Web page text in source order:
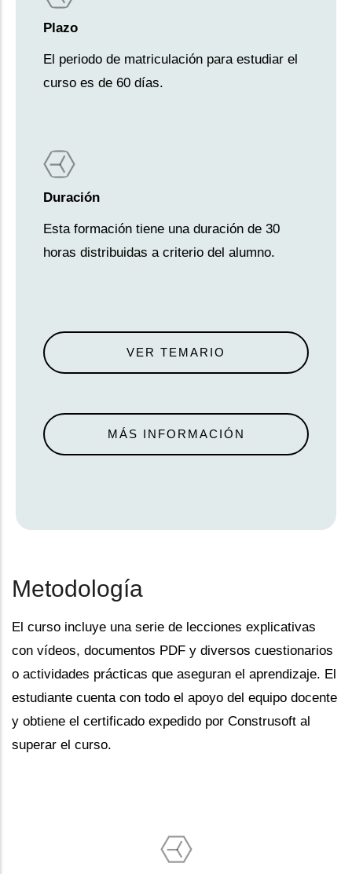
Plazo
El periodo de matriculación para estudiar el
curso es de 60 días.
Duración
Esta formación tiene una duración de 30
horas distribuidas a criterio del alumno.
VER TEMARIO
MÁS INFORMACIÓN
Metodología
El curso incluye una serie de lecciones explicativas
con vídeos, documentos PDF y diversos cuestionarios
o actividades prácticas que aseguran el aprendizaje. El
estudiante cuenta con todo el apoyo del equipo docente
y obtiene el certificado expedido por Construsoft al
superar el curso.